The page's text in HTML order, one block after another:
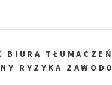
BIURA TŁUMACZEŃ
RYZYKA